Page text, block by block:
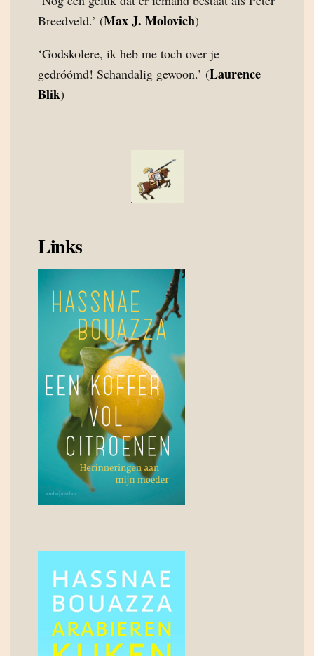
Breedveld.’ (Max J. Molovich)
‘Godskolere, ik heb me toch over je
gedróómd! Schandalig gewoon.’ (Laurence
Blik)
Links